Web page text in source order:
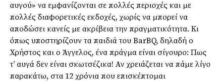
αυγού» να εμφανίζονται σε πολλές περιοχές και με
πολλές διαφορετικές εκδοχές, χωρίς να μπορεί να
αποδώσει κανείς με ακρίβεια την πραγματικότητα. Κι
όπως υποστηρίζουν τα παιδιά του BarBQ, δηλαδή ο
Χρήστος και ο Άγγελος, ένα πράγμα είναι σίγουρο: Πως
τ’ αυγά δεν είναι σκωτσέζικα! Αν χρειάζεται να πάμε λίγο
παρακάτω, στα 12 χρόνια που επισκέπτομαι